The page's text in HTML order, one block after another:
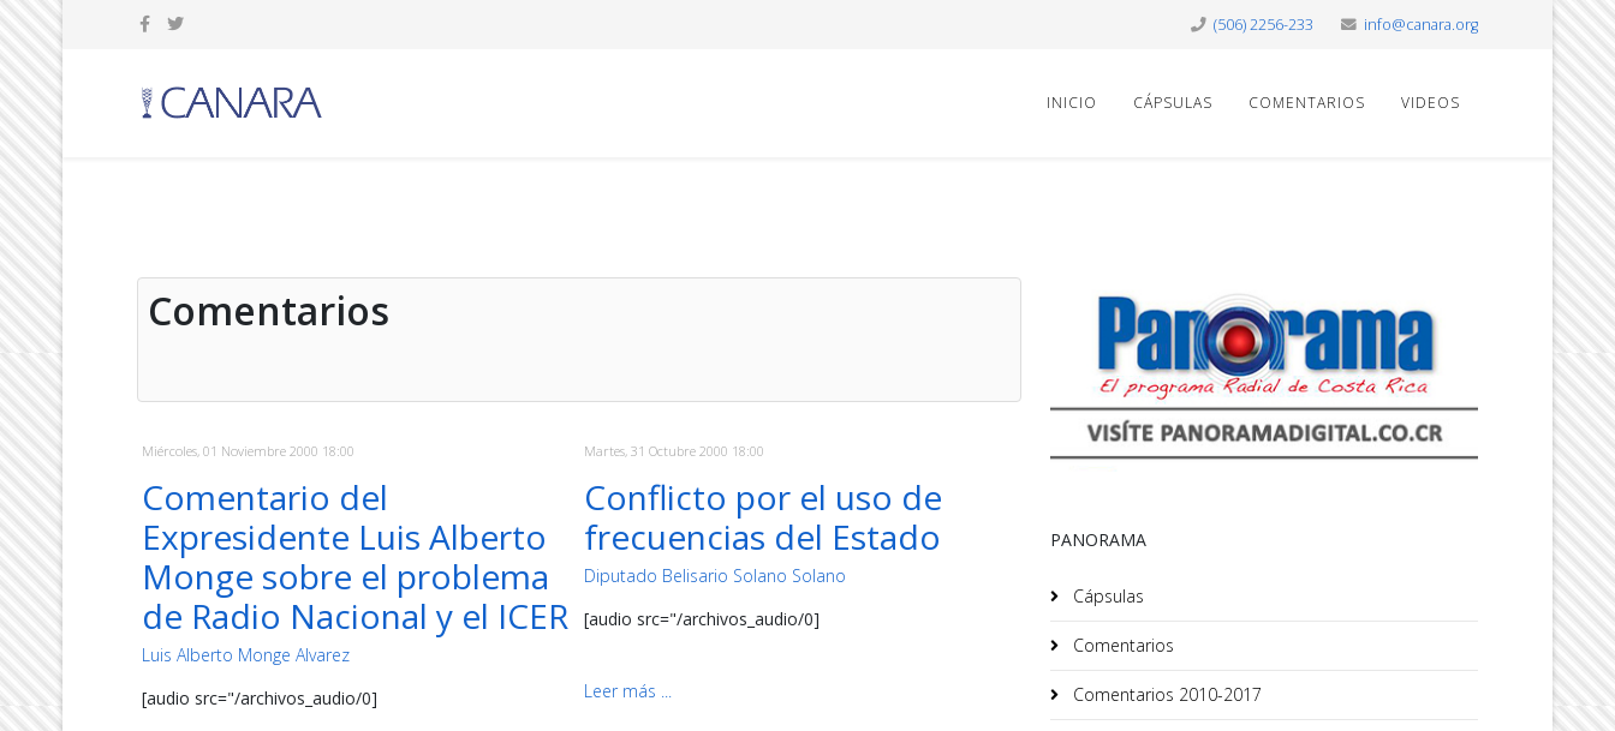
(506) 2256-233 info@canara.org
INICIO CÁPSULAS COMENTARIOS VIDEOS
Comentarios
Miércoles, 01 Noviembre 2000 18:00
Comentario del
Expresidente Luis Alberto
Monge sobre el problema
de Radio Nacional y el ICER
Luis Alberto Monge Alvarez
[audio src="/archivos_audio/0]
Martes, 31 Octubre 2000 18:00
Conflicto por el uso de
frecuencias del Estado
Diputado Belisario Solano Solano
[audio src="/archivos_audio/0]
Leer más ...
PANORAMA
Cápsulas
Comentarios
Comentarios 2010-2017